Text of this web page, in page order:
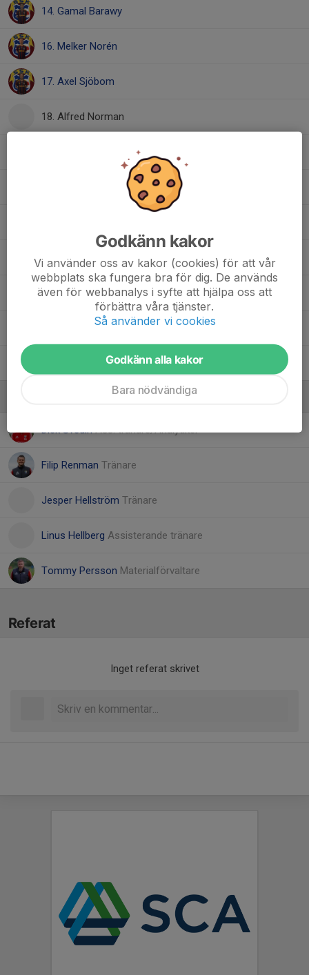
14. Gamal Barawy
16. Melker Norén
17. Axel Sjöbom
18. Alfred Norman
25. Oskar Erlandsson
33. Karl-William Svedin
71. Victor Wallgren
96. Sebastian Koivisto
Dick SvedinAss. tränare/Analytiker
Filip Renman Tränare
Jesper Hellström Tränare
Linus Hellberg Assisterande tränare
Tommy Persson Materialförvaltare
Referat
Inget referat skrivet
Godkänn kakor
Vi använder oss av kakor (cookies) för att vår
webbplats ska fungera bra för dig. De används
även för webbanalys i syfte att hjälpa oss att
förbättra våra tjänster.
Så använder vi cookies
Godkänn alla kakor
Bara nödvändiga